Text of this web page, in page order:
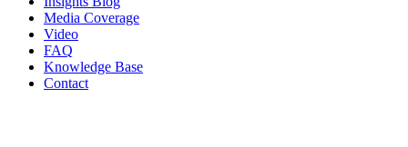
Media Coverage
Video
FAQ
Knowledge Base
Contact